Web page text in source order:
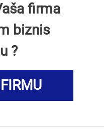
firma
biznis
?